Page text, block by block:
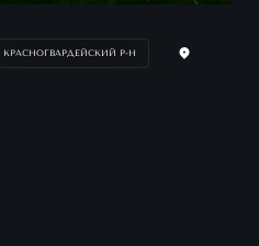
КРАСНОГВАРДЕЙСКИЙ Р-Н